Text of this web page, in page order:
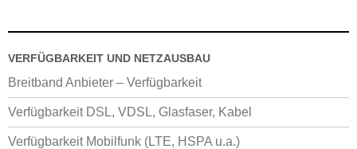
VERFÜGBARKEIT UND NETZAUSBAU
Breitband Anbieter – Verfügbarkeit
Verfügbarkeit DSL, VDSL, Glasfaser, Kabel
Verfügbarkeit Mobilfunk (LTE, HSPA u.a.)